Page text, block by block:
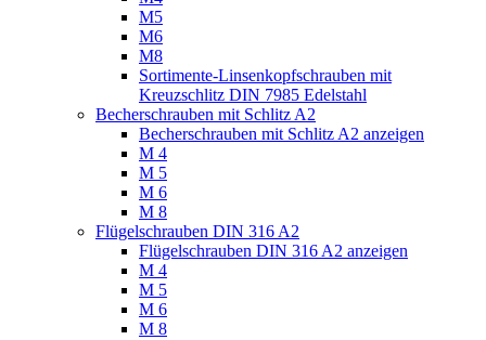
M5
M6
M8
Sortimente-Linsenkopfschrauben mit
Kreuzschlitz DIN 7985 Edelstahl
Becherschrauben mit Schlitz A2
Becherschrauben mit Schlitz A2 anzeigen
M 4
M 5
M 6
M 8
Flügelschrauben DIN 316 A2
Flügelschrauben DIN 316 A2 anzeigen
M 4
M 5
M 6
M 8